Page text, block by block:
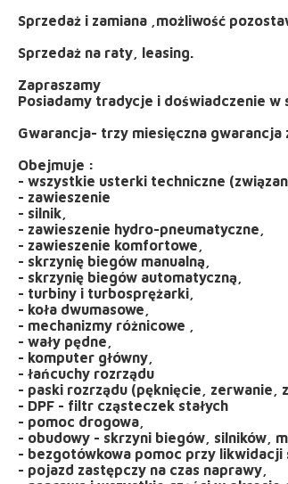
Sprzedaż i zamiana ,możliwość
Sprzedaż na raty, leasing.
Zapraszamy
Posiadamy tradycje i doświadczenie
Gwarancja- trzy miesięczna
Obejmuje :
- wszystkie usterki techniczne
- zawieszenie
- silnik,
- zawieszenie hydro-pneumatyczne,
- zawieszenie komfortowe,
- skrzynię biegów manualną,
- skrzynię biegów automatyczną,
- turbiny i turbosprężarki,
- koła dwumasowe,
- mechanizmy różnicowe ,
- wały pędne,
- komputer główny,
- łańcuchy rozrządu
- paski rozrządu (pęknięcie, zerwanie,
- DPF - filtr cząsteczek stałych
- pomoc drogowa,
- obudowy - skrzyni biegów, silników,
- bezgotówkowa pomoc przy likwidacji
- pojazd zastępczy na czas naprawy,